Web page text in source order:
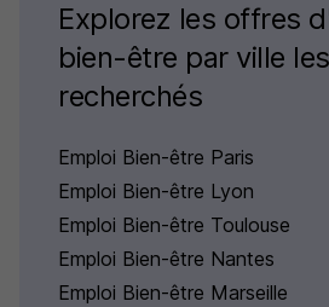
Explorez les offres
bien-être par ville
recherchés
Emploi Bien-être Paris
Emploi Bien-être Lyon
Emploi Bien-être Toulouse
Emploi Bien-être Nantes
Emploi Bien-être Marseille